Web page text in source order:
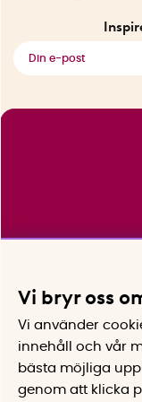
Vi bryr oss
Vi använder
innehåll och vår
bästa möjliga
genom att klicka